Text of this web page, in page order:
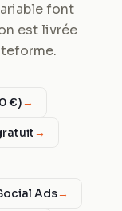
font
est livrée
€)→
→
Ads→